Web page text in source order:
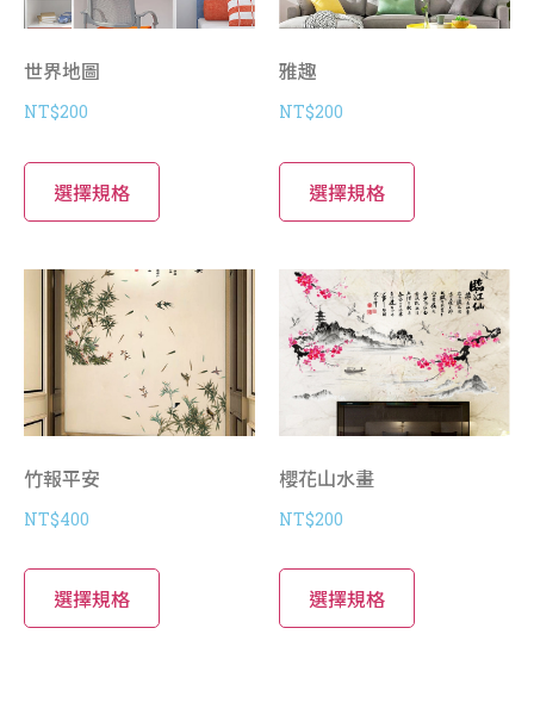
世界地圖
NT$200
選擇規格
雅趣
NT$200
選擇規格
竹報平安
NT$400
選擇規格
櫻花山水畫
NT$200
選擇規格